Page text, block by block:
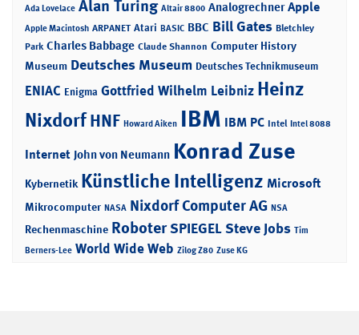
Ada Lovelace Alan Turing Altair 8800 Analogrechner Apple
Apple Macintosh ARPANET Atari BASIC BBC Bill Gates Bletchley
Park Charles Babbage Claude Shannon Computer History
Museum Deutsches Museum Deutsches Technikmuseum
ENIAC Enigma Gottfried Wilhelm Leibniz Heinz
NixdorfHNF Howard Aiken IBM IBM PC Intel Intel 8088
Internet John von Neumann Konrad Zuse
Kybernetik Künstliche Intelligenz Microsoft
Mikrocomputer NASA Nixdorf Computer AG NSA
Rechenmaschine RoboterSPIEGELSteve Jobs Tim
Berners-Lee World Wide Web Zilog Z80 Zuse KG